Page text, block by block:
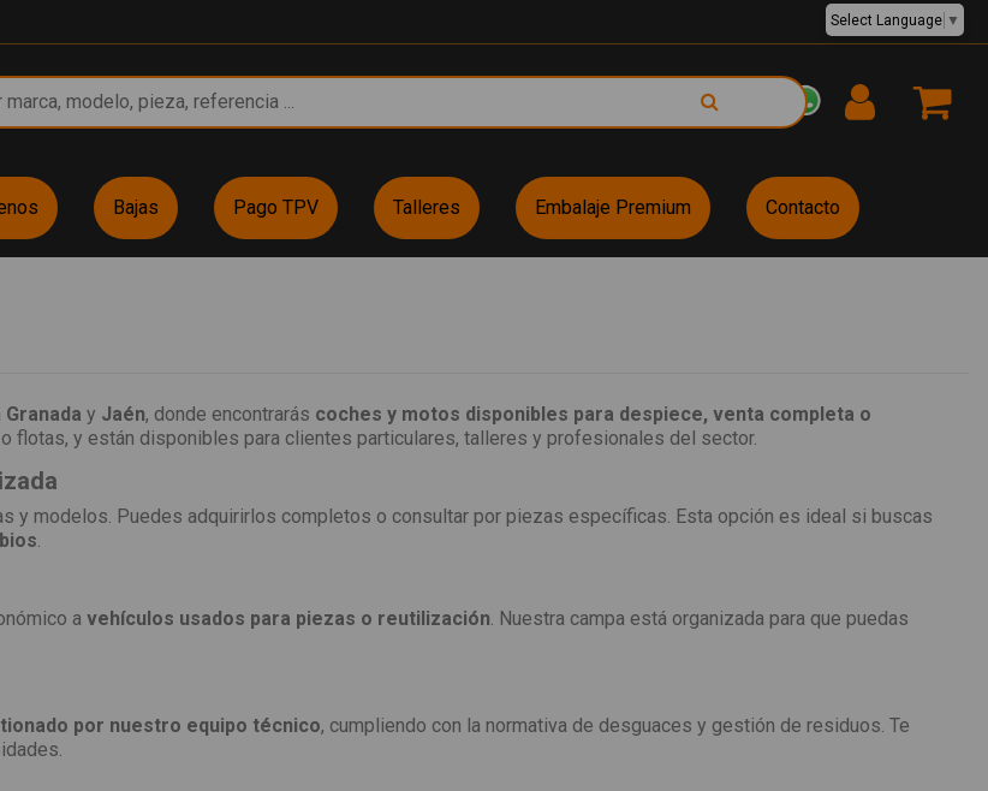
EUR €
Select Language ▼
Bajas Pago TPV Talleres Embalaje Premium Contacto
Granada y Jaén, donde encontrarás coches y motos disponibles para despiece, venta completa o
flotas, y están disponibles para clientes particulares, talleres y profesionales del sector.
y modelos. Puedes adquirirlos completos o consultar por piezas específicas. Esta opción es ideal si buscas
a vehículos usados para piezas o reutilización . Nuestra campa está organizada para que puedas
por nuestro equipo técnico, cumpliendo con la normativa de desguaces y gestión de residuos. Te